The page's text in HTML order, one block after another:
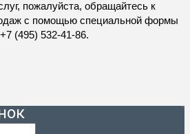
пожалуйста, обращайтесь к
с помощью специальной формы
(495) 532-41-86.